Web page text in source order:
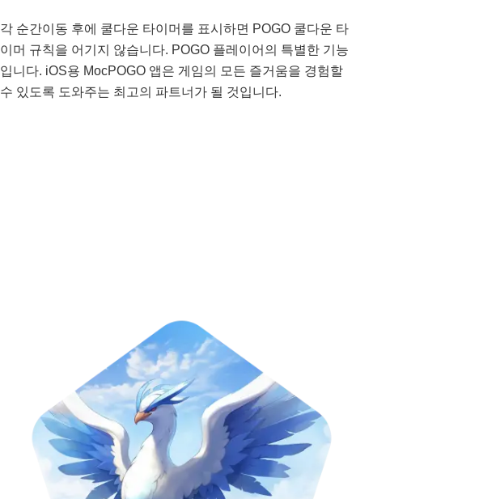
각 순간이동 후에 쿨다운 타이머를 표시하면 POGO 쿨다운 타
이머 규칙을 어기지 않습니다. POGO 플레이어의 특별한 기능
입니다. iOS용 MocPOGO 앱은 게임의 모든 즐거움을 경험할
수 있도록 도와주는 최고의 파트너가 될 것입니다.